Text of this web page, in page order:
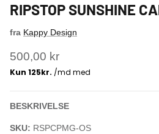
RIPSTOP SUNSHINE
fra Kappy Design
500,00 kr
BESKRIVELSE
SKU: RSPCPMG-OS